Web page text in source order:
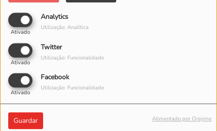
Analytics
Ativado
Utilização: Analítica
Twitter
Ativado
Utilização: Funcionalidade
Facebook
Ativado
Utilização: Funcionalidade
Guardar Alimentado por Orejime
Tattoo - Combinación de La Habana ft Álvaro Rod